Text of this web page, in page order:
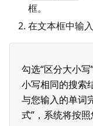
框。
在文本框中输
勾选“区分大小
小写相同的搜索
与您输入的单词
式”，系统将按